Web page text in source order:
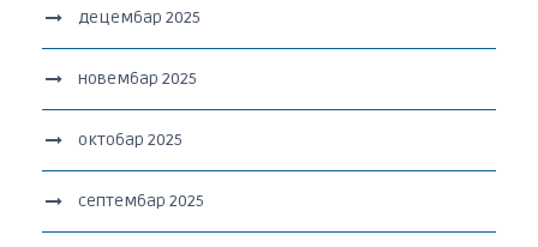
децембар 2025
новембар 2025
октобар 2025
септембар 2025